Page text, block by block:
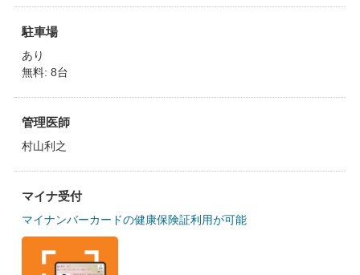
駐車場
あり
無料: 8台
管理医師
村山利之
マイナ受付
マイナンバーカードの健康保険証利用が可能